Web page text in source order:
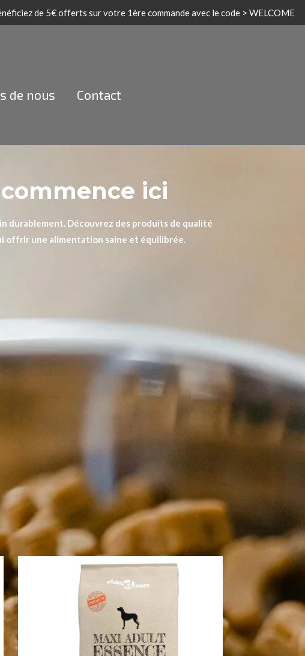
de 5€ offerts sur votre 1ère commande avec le code > WELCOME
de nous
Contact
ici
durablement. Découvrez des produits de qualité
offrir une alimentation saine et équilibrée.